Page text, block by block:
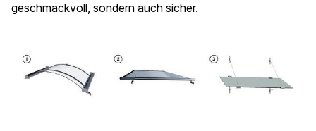
geschmackvoll, sondern auch sicher.